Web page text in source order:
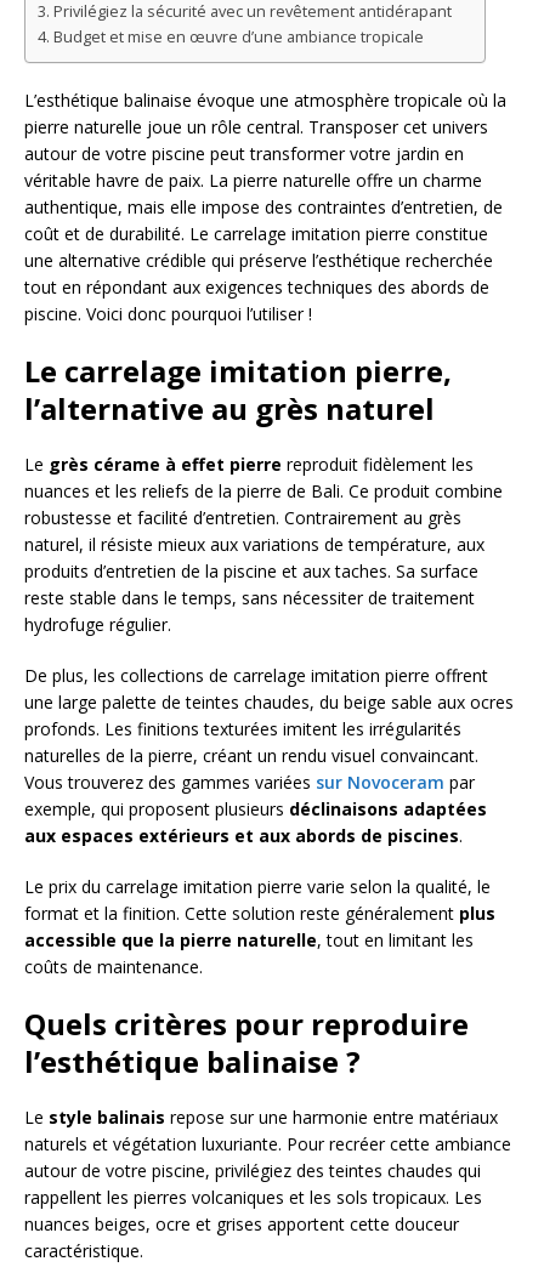
Privilégiez la sécurité avec un revêtement antidérapant
Budget et mise en œuvre d’une ambiance tropicale
L’esthétique balinaise évoque une atmosphère tropicale où la
pierre naturelle joue un rôle central. Transposer cet univers
autour de votre piscine peut transformer votre jardin en
véritable havre de paix. La pierre naturelle offre un charme
authentique, mais elle impose des contraintes d’entretien, de
coût et de durabilité. Le carrelage imitation pierre constitue
une alternative crédible qui préserve l’esthétique recherchée
tout en répondant aux exigences techniques des abords de
piscine. Voici donc pourquoi l’utiliser !
Le carrelage imitation pierre,
l’alternative au grès naturel
Le grès cérame à effet pierre reproduit fidèlement les
nuances et les reliefs de la pierre de Bali. Ce produit combine
robustesse et facilité d’entretien. Contrairement au grès
naturel, il résiste mieux aux variations de température, aux
produits d’entretien de la piscine et aux taches. Sa surface
reste stable dans le temps, sans nécessiter de traitement
hydrofuge régulier.
De plus, les collections de carrelage imitation pierre offrent
une large palette de teintes chaudes, du beige sable aux ocres
profonds. Les finitions texturées imitent les irrégularités
naturelles de la pierre, créant un rendu visuel convaincant.
Vous trouverez des gammes variées sur Novoceram par
exemple, qui proposent plusieurs déclinaisons adaptées
aux espaces extérieurs et aux abords de piscines.
Le prix du carrelage imitation pierre varie selon la qualité, le
format et la finition. Cette solution reste généralement plus
accessible que la pierre naturelle, tout en limitant les
coûts de maintenance.
Quels critères pour reproduire
l’esthétique balinaise ?
Le style balinais repose sur une harmonie entre matériaux
naturels et végétation luxuriante. Pour recréer cette ambiance
autour de votre piscine, privilégiez des teintes chaudes qui
rappellent les pierres volcaniques et les sols tropicaux. Les
nuances beiges, ocre et grises apportent cette douceur
caractéristique.